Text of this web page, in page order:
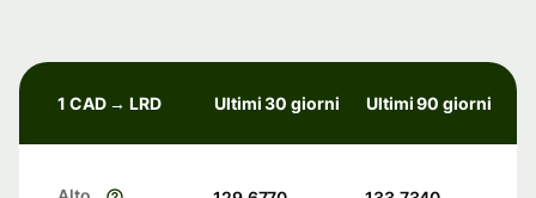
1 CAD → LRD Ultimi 30 giorni Ultimi 90 giorni